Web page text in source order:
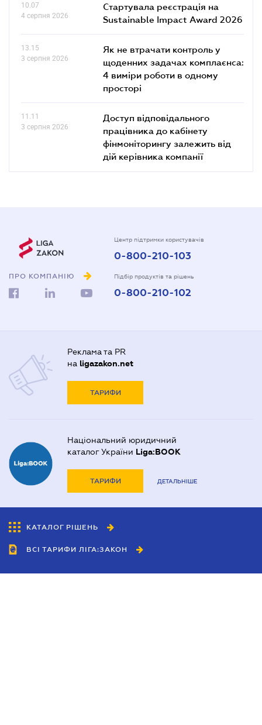
10.07
4 серпня 2026
Стартувала реєстрація на
Sustainable Impact Award 2026
13.15
3 серпня 2026
Як не втрачати контроль у
щоденних задачах комплаєнса:
4 виміри роботи в одному
просторі
11.11
3 серпня 2026
Доступ відповідального
працівника до кабінету
фінмоніторингу залежить від
дій керівника компанії
ПРО КОМПАНІЮ
Центр підтримки користувачів
0-800-210-103
Підбір продуктів та рішень
0-800-210-102
Реклама та PR
на ligazakon.net
ТАРИФИ
Національний юридичний
каталог України Liga:BOOK
ТАРИФИ ДЕТАЛЬНІШЕ
КАТАЛОГ РІШЕНЬ
ВСІ ТАРИФИ ЛІГА:ЗАКОН